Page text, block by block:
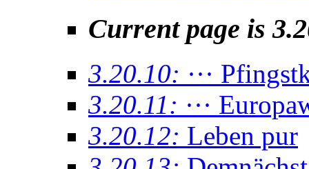
Current page is
3.20.10: ···
3.20.11: ···
3.20.12: Leben pur